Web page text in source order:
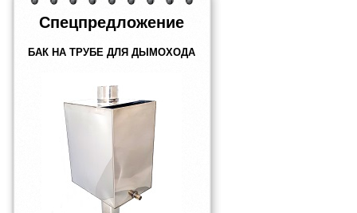
Спецпредложение
БАК НА ТРУБЕ ДЛЯ ДЫМОХОДА